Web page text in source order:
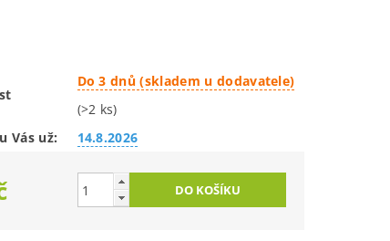
Do 3 dnů (skladem u dodavatele)
(>2 ks)
Vás už:
14.8.2026